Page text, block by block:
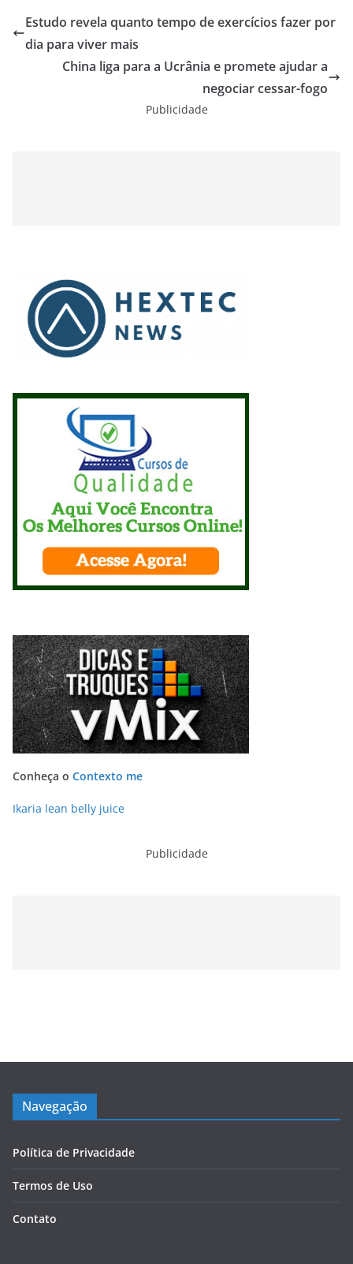
Estudo revela quanto tempo de exercícios fazer por
dia para viver mais
China liga para a Ucrânia e promete ajudar a
negociar cessar-fogo
Publicidade
Conheça o Contexto me
Ikaria lean belly juice
Publicidade
Navegação
Política de Privacidade
Termos de Uso
Contato